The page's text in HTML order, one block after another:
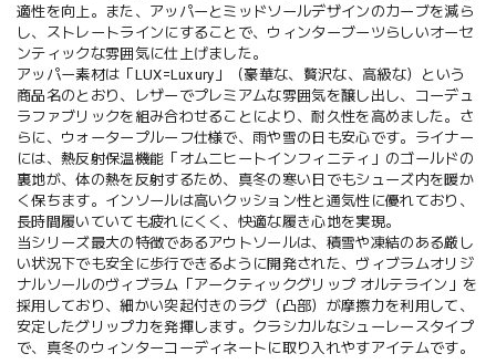
適性を向上。また、アッパーとミッドソールデザインのカーブを減ら
し、ストレートラインにすることで、ウィンターブーツらしいオーセ
ンティックな雰囲気に仕上げました。
アッパー素材は「LUX=Luxury」（豪華な、贅沢な、高級な）という
商品名のとおり、レザーでプレミアムな雰囲気を醸し出し、コーデュ
ラファブリックを組み合わせることにより、耐久性を高めました。さ
らに、ウォータープルーフ仕様で、雨や雪の日も安心です。ライナー
には、熱反射保温機能「オムニヒートインフィニティ」のゴールドの
裏地が、体の熱を反射するため、真冬の寒い日でもシューズ内を暖か
く保ちます。インソールは高いクッション性と通気性に優れており、
長時間履いていても疲れにくく、快適な履き心地を実現。
当シリーズ最大の特徴であるアウトソールは、積雪や凍結のある厳し
い状況下でも安全に歩行できるように開発された、ヴィブラムオリジ
ナルソールのヴィブラム「アークティックグリップ オルテライン」を
採用しており、細かい突起付きのラグ（凸部）が摩擦力を利用して、
安定したグリップ力を発揮します。クラシカルなシューレースタイプ
で、真冬のウィンターコーディネートに取り入れやすアイテムです。